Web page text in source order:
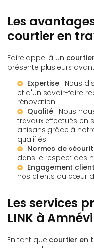
Les
courtier en
Faire appel à un
présente plusieurs
Expertise : Nous
et d'un savoir-faire
rénovation.
Qualité : Nous
travaux effectués en
artisans grâce à
qualifiés.
Normes de
dans le respect des
Engagement client
nos clients au cœur
Les services
LINK à
En tant que courtier en